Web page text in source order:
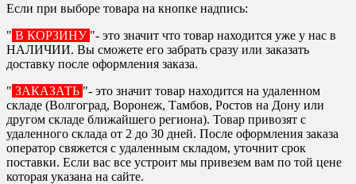
Если при выборе товара на кнопке надпись:
" В КОРЗИНУ "- это значит что товар находится уже у нас в
НАЛИЧИИ. Вы сможете его забрать сразу или заказать
доставку после оформления заказа.
" ЗАКАЗАТЬ "- это значит товар находится на удаленном
складе (Волгоград, Воронеж, Тамбов, Ростов на Дону или
другом складе ближайшего региона). Товар привозят с
удаленного склада от 2 до 30 дней. После оформления заказа
оператор свяжется с удаленным складом, уточнит срок
поставки. Если вас все устроит мы привезем вам по той цене
которая указана на сайте.